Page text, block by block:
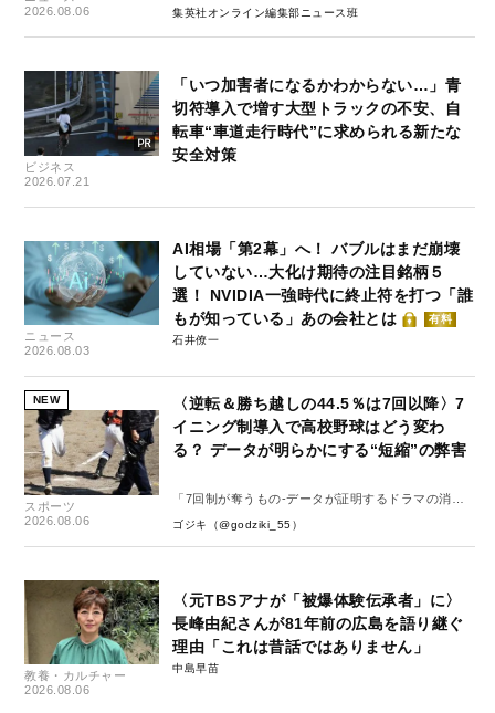
2026.08.06
集英社オンライン編集部ニュース班
ビジネス
2026.07.21
「いつ加害者になるかわからない…」青
切符導入で増す大型トラックの不安、自
転車“車道走行時代”に求められる新たな
安全対策
ニュース
2026.08.03
AI相場「第2幕」へ！ バブルはまだ崩壊
していない…大化け期待の注目銘柄５
選！ NVIDIA一強時代に終止符を打つ「誰
もが知っている」あの会社とは
有料
石井僚一
NEW
スポーツ
2026.08.06
〈逆転＆勝ち越しの44.5％は7回以降〉7
イニング制導入で高校野球はどう変わ
る？ データが明らかにする“短縮”の弊害
「7回制が奪うもの-データが証明するドラマの消
失-」
ゴジキ（@godziki_55）
教養・カルチャー
2026.08.06
〈元TBSアナが「被爆体験伝承者」に〉
長峰由紀さんが81年前の広島を語り継ぐ
理由「これは昔話ではありません」
中島早苗